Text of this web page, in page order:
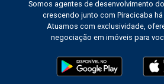
Somos agentes de desenvolvimento
crescendo junto com Piracicaba
Atuamos com exclusividade,
negociação em imóveis para